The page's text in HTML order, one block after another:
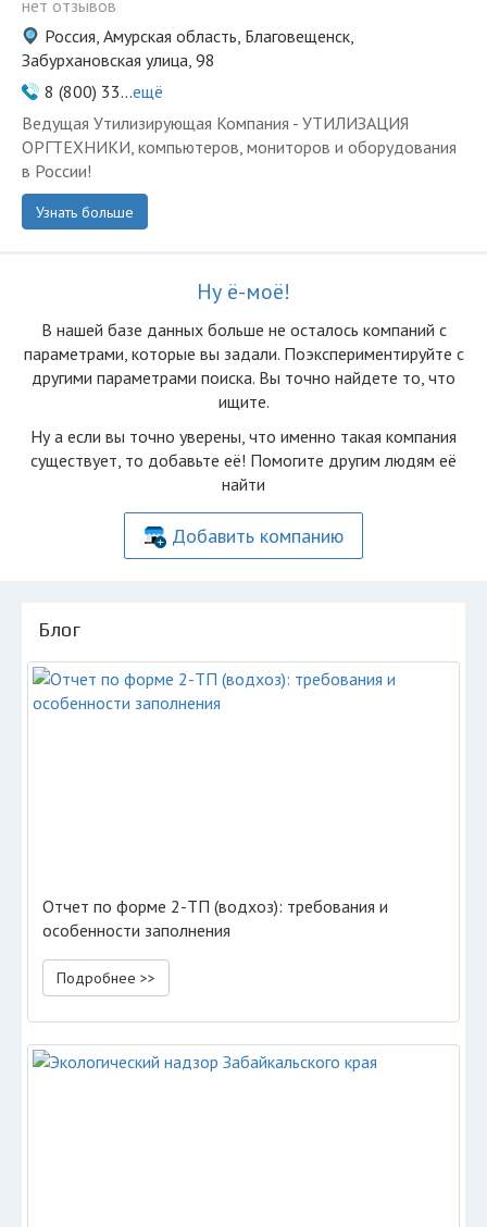
нет отзывов
Россия, Амурская область, Благовещенск,
Забурхановская улица, 98
8 (800) 33...ещё
Ведущая Утилизирующая Компания - УТИЛИЗАЦИЯ
ОРГТЕХНИКИ, компьютеров, мониторов и оборудования
в России!
Узнать больше
Ну ё-моё!
В нашей базе данных больше не осталоcь компаний с
параметрами, которые вы задали. Поэкспериментируйте с
другими параметрами поиска. Вы точно найдете то, что
ищите.
Ну а если вы точно уверены, что именно такая компания
существует, то добавьте её! Помогите другим людям её
найти
Добавить компанию
Блог
Отчет по форме 2-ТП (водхоз): требования и
особенности заполнения
Подробнее >>